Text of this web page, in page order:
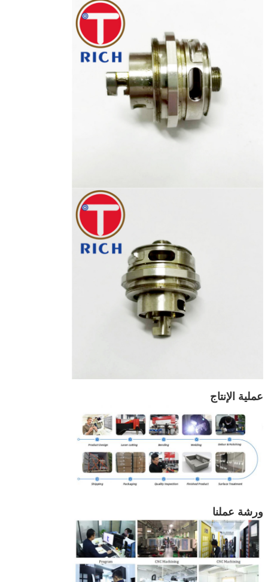
عملية الإنتاج
ورشة عملنا